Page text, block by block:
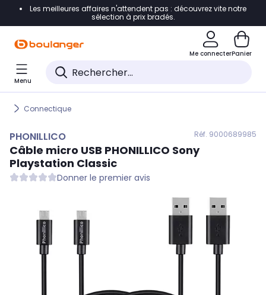
Accéder directement à la navigation
Accéder directement au pied de page
Accéder directement au chatbot
Les meilleures affaires n'attendent pas : découvrez vite notre
sélection à prix bradés.
Me connecterPanier
Menu
Connectique
PHONILLICO Réf. 9000689985
Câble micro USB PHONILLICO Sony
Playstation Classic
Donner le premier avis